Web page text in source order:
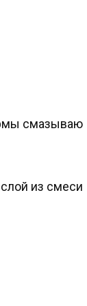
смазываю
из смеси